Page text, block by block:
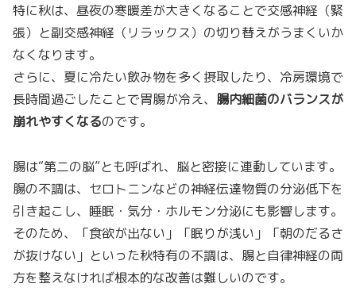
特に秋は、昼夜の寒暖差が大きくなることで交感神経（緊
張）と副交感神経（リラックス）の切り替えがうまくいか
なくなります。
さらに、夏に冷たい飲み物を多く摂取したり、冷房環境で
長時間過ごしたことで胃腸が冷え、 腸内細菌のバランスが
崩れやすくなるのです。
腸は“第二の脳”とも呼ばれ、脳と密接に連動しています。
腸の不調は、セロトニンなどの神経伝達物質の分泌低下を
引き起こし、睡眠・気分・ホルモン分泌にも影響します。
そのため、「食欲が出ない」「眠りが浅い」「朝のだるさ
が抜けない」といった秋特有の不調は、腸と自律神経の両
方を整えなければ根本的な改善は難しいのです。